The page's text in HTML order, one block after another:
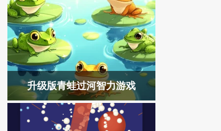
升级版青蛙过河智力游戏